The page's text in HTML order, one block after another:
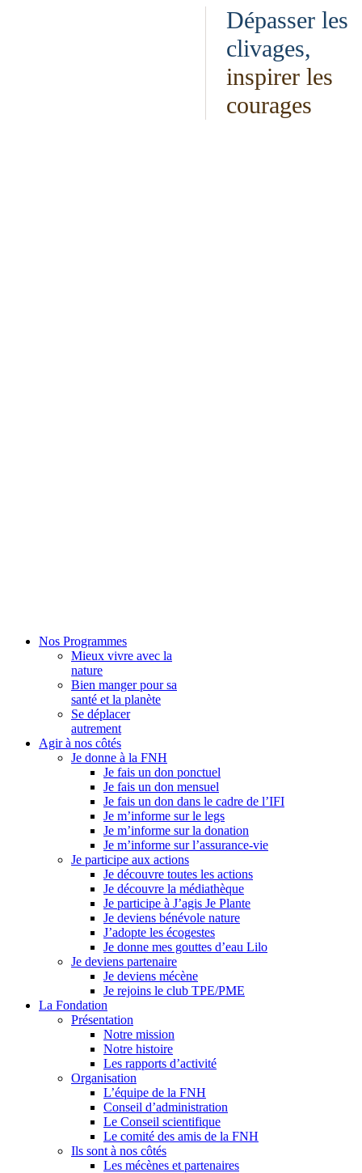
Dépasser les
clivages,
inspirer les
courages
Nos Programmes
Mieux vivre avec la
nature
Bien manger pour sa
santé et la planète
Se déplacer
autrement
Agir à nos côtés
Je donne à la FNH
Je fais un don ponctuel
Je fais un don mensuel
Je fais un don dans le cadre de l’IFI
Je m’informe sur le legs
Je m’informe sur la donation
Je m’informe sur l’assurance-vie
Je participe aux actions
Je découvre toutes les actions
Je découvre la médiathèque
Je participe à J’agis Je Plante
Je deviens bénévole nature
J’adopte les écogestes
Je donne mes gouttes d’eau Lilo
Je deviens partenaire
Je deviens mécène
Je rejoins le club TPE/PME
La Fondation
Présentation
Notre mission
Notre histoire
Les rapports d’activité
Organisation
L’équipe de la FNH
Conseil d’administration
Le Conseil scientifique
Le comité des amis de la FNH
Ils sont à nos côtés
Les mécènes et partenaires